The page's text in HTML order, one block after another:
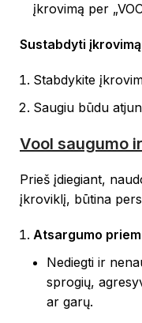
įkrovimą per
Sustabdyti
Stabdykite
Saugiu būdu
Vool saugumo
Prieš įdiegiant,
įkroviklį, būtina
Atsargumo
Nediegti ir
sprogių,
ar garų.